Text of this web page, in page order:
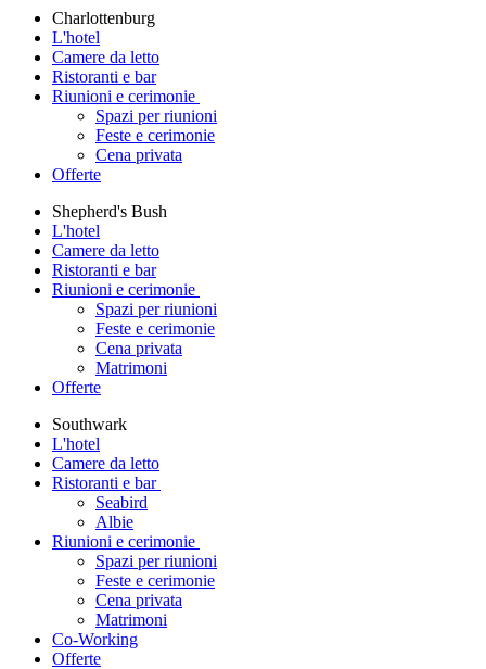
Charlottenburg
L'hotel
Camere da letto
Ristoranti e bar
Riunioni e cerimonie
Spazi per riunioni
Feste e cerimonie
Cena privata
Offerte
Shepherd's Bush
L'hotel
Camere da letto
Ristoranti e bar
Riunioni e cerimonie
Spazi per riunioni
Feste e cerimonie
Cena privata
Matrimoni
Offerte
Southwark
L'hotel
Camere da letto
Ristoranti e bar
Seabird
Albie
Riunioni e cerimonie
Spazi per riunioni
Feste e cerimonie
Cena privata
Matrimoni
Co-Working
Offerte